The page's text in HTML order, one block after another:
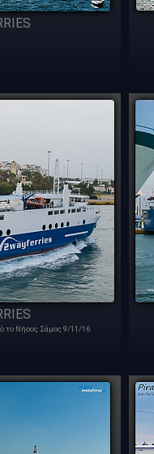
το Νήσος Σάμος 9/11/16